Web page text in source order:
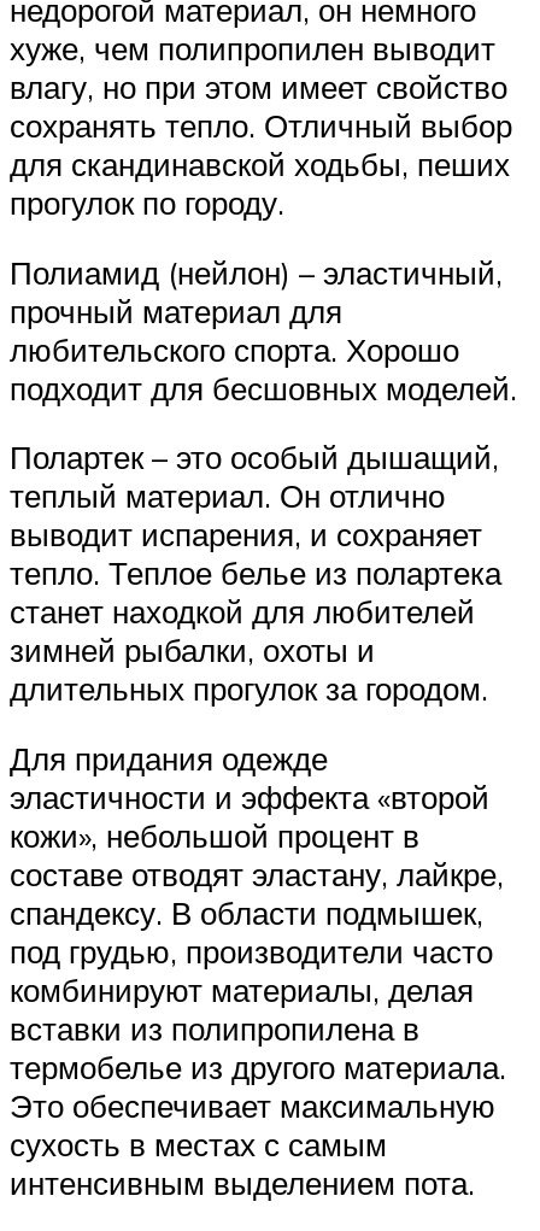
недорогой материал, он немного
хуже, чем полипропилен выводит
влагу, но при этом имеет свойство
сохранять тепло. Отличный выбор
для скандинавской ходьбы, пеших
прогулок по городу.
Полиамид (нейлон) – эластичный,
прочный материал для
любительского спорта. Хорошо
подходит для бесшовных моделей.
Полартек – это особый дышащий,
теплый материал. Он отлично
выводит испарения, и сохраняет
тепло. Теплое белье из полартека
станет находкой для любителей
зимней рыбалки, охоты и
длительных прогулок за городом.
Для придания одежде
эластичности и эффекта «второй
кожи», небольшой процент в
составе отводят эластану, лайкре,
спандексу. В области подмышек,
под грудью, производители часто
комбинируют материалы, делая
вставки из полипропилена в
термобелье из другого материала.
Это обеспечивает максимальную
сухость в местах с самым
интенсивным выделением пота.